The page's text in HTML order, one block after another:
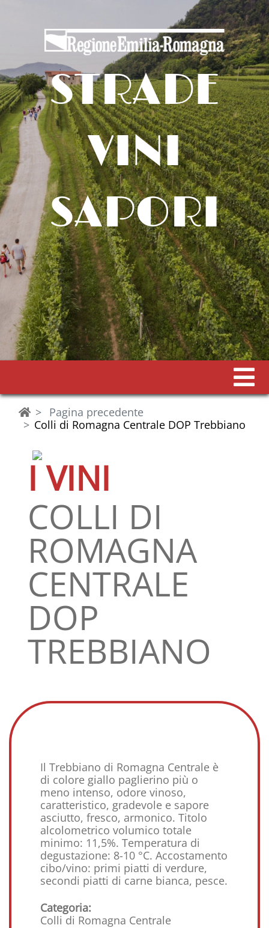
STRADE
VINI
SAPORI
Pagina precedente
Colli di Romagna Centrale DOP Trebbiano
I VINI
COLLI DI
ROMAGNA
CENTRALE
DOP
TREBBIANO
Il Trebbiano di Romagna Centrale è
di colore giallo paglierino più o
meno intenso, odore vinoso,
caratteristico, gradevole e sapore
asciutto, fresco, armonico. Titolo
alcolometrico volumico totale
minimo: 11,5%. Temperatura di
degustazione: 8-10 °C. Accostamento
cibo/vino: primi piatti di verdure,
secondi piatti di carne bianca, pesce.
Categoria:
Colli di Romagna Centrale